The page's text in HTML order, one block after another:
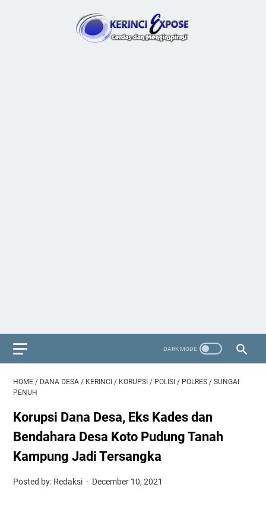
HOME / DANA DESA / KERINCI / KORUPSI / POLISI / POLRES / SUNGAI
PENUH
Korupsi Dana Desa, Eks Kades dan
Bendahara Desa Koto Pudung Tanah
Kampung Jadi Tersangka
Posted by: Redaksi December 10, 2021